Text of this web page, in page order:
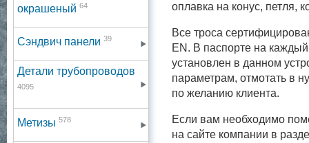
окрашеный 64
Сэндвич панели 39
Детали трубопроводов
4095
Метизы 578
оплавка на конус, петля,
Все троса
EN. В паспорте на
установлен в данном
параметрам, отмотать в
по желанию клиента.
Если вам необходимо
на сайте компании в